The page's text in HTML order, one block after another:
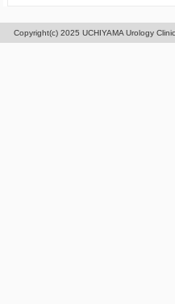
Copyright(c) 2025 UCHIYAMA Urology